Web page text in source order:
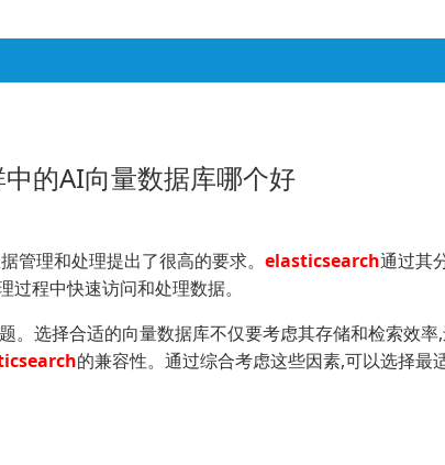
的AI向量数据库哪个好
管理和处理提出了很高的要求。 elasticsearch通过其
过程中快速访问和处理数据。
。选择合适的向量数据库不仅要考虑其存储和检索效
的兼容性。通过综合考虑这些因素,可以选择最